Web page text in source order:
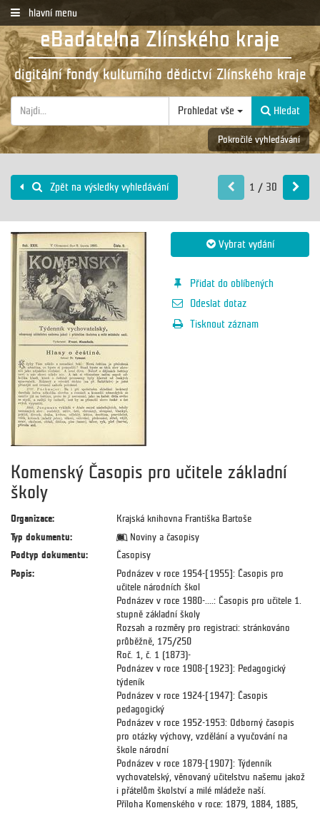
hlavní menu
eBadatelna Zlínského kraje
digitální fondy kulturního dědictví Zlínského kraje
Prohledat vše Hledat
Pokročilé vyhledávání
Zpět na výsledky vyhledávání 1 / 30
Vybrat vydání
Přidat do oblíbených
Odeslat dotaz
Tisknout záznam
Komenský Časopis pro učitele základní
školy
Organizace:
Krajská knihovna Františka Bartoše
Typ dokumentu:
Noviny a časopisy
Podtyp dokumentu:
Časopisy
Popis:
Podnázev v roce 1954-[1955]: Časopis pro
učitele národních škol
Podnázev v roce 1980-....: Časopis pro učitele 1.
stupně základní školy
Rozsah a rozměry pro registraci: stránkováno
průběžně, 175/250
Roč. 1, č. 1 (1873)-
Podnázev v roce 1908-[1923]: Pedagogický
týdeník
Podnázev v roce 1924-[1947]: Časopis
pedagogický
Podnázev v roce 1952-1953: Odborný časopis
pro otázky výchovy, vzdělání a vyučování na
škole národní
Podnázev v roce 1879-[1907]: Týdenník
vychovatelský, věnovaný učitelstvu našemu jakož
i přátelům školství a milé mládeže naší.
Příloha Komenského v roce: 1879, 1884, 1885,